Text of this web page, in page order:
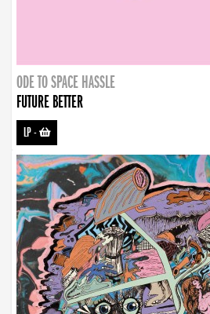
ODE TO SPACE HASSLE
FUTURE BETTER
LP-